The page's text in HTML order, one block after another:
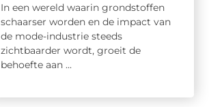
In een wereld waarin grondstoffen
schaarser worden en de impact van
de mode-industrie steeds
zichtbaarder wordt, groeit de
behoefte aan ...